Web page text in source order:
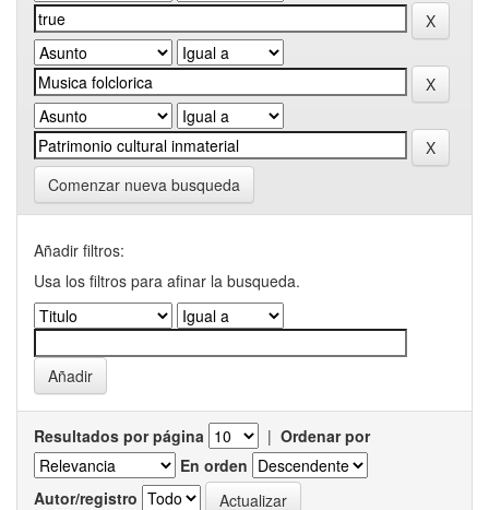
Comenzar nueva busqueda
Añadir filtros:
Usa los filtros para afinar la busqueda.
Resultados por página | Ordenar por
En orden
Autor/registro